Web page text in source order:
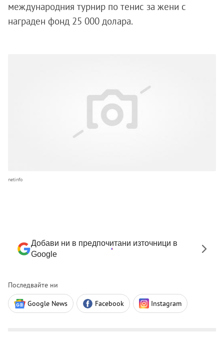
международния турнир по тенис за жени с
награден фонд 25 000 долара.
netinfo
Добави ни в предпочитани източници в
Google
Последвайте ни
Google News Facebook Instagram